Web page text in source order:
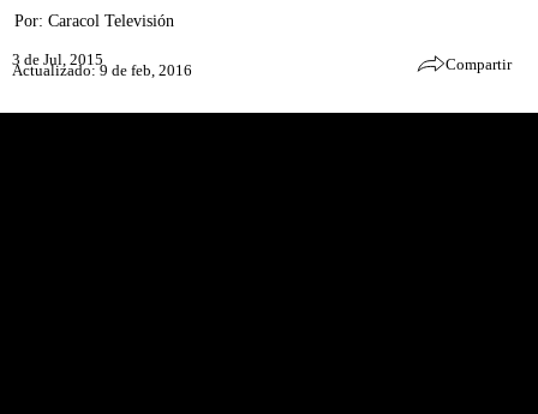
Por: Caracol Televisión
3 de Jul, 2015
Actualizado: 9 de feb, 2016 Compartir